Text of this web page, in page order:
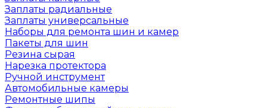
Заплаты радиальные
Заплаты универсальные
Наборы для ремонта шин и камер
Пакеты для шин
Резина сырая
Нарезка протектора
Ручной инструмент
Автомобильные камеры
Ремонтные шипы